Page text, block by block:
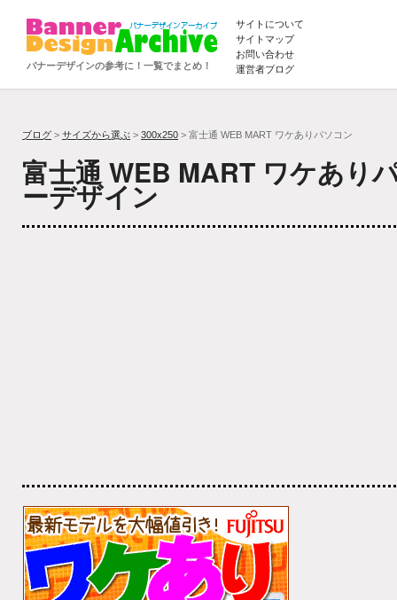
バナーデザインの参考に！一覧でまとめ！
サイトについて
サイトマップ
お問い合わせ
運営者ブログ
ブログ > サイズから選ぶ > 300x250 > 富士通 WEB MART ワケありパソコン
富士通 WEB MART ワケあり
ーデザイン